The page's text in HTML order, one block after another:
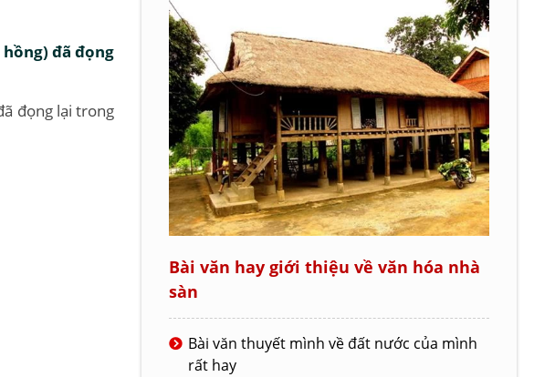
đã đọng
đọng lại trong
Bài văn hay giới thiệu về văn hóa nhà
sàn
Bài văn thuyết mình về đất nước của mình
rất hay